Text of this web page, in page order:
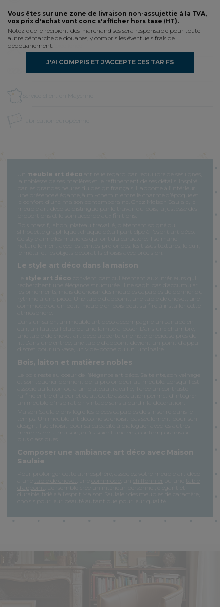
Retours simplifiés
Artisanat d’excellence
Service client en Mayenne
Fabrication européenne
meuble art déco attire le regard par l’équilibre de ses lignes,
la noblesse de ses matières et le raffinement de ses détails. Inspiré
par les grandes heures du design français, il apporte à l’intérieur
une présence élégante, à mi-chemin entre le charme d’époque et
le confort d’une maison contemporaine. Chez Maison Saulaie, le
meuble art déco se distingue par le travail du bois, la justesse des
proportions et le soin accordé aux finitions.
Bois massif, laiton, plateau travaillé, piètement soigné ou
silhouette graphique : chaque détail participe à l’esprit art déco.
Ce style aime les matières qui ont du caractère. Il se marie
naturellement avec les teintes profondes, les tissus texturés, le cuir,
le métal et les objets décoratifs choisis avec précision.
Le style art déco dans la maison
style art déco convient particulièrement aux intérieurs qui
recherchent une élégance structurée. Il ne s’agit pas d’accumuler
les ornements, mais de choisir des meubles capables de donner du
rythme à une pièce. Une table d’appoint, une table de chevet, une
commode ou un petit meuble en bois peut suffire à installer cette
atmosphère.
Dans un salon, un meuble art déco accompagne un canapé en
cuir, un fauteuil club ou une lampe à poser. Dans une chambre,
une table de chevet art déco apporte une note précieuse près du
lit. Dans une entrée, une table d’appoint devient un point d’appui
discret pour un vase, un vide-poche ou un luminaire.
Bois, laiton et matières nobles
Le bois reste au cœur de l’élégance art déco. Sa teinte, son veinage
et son toucher donnent de la profondeur au meuble. Lorsqu’il est
associé au laiton ou à un plateau travaillé, il crée un contraste
raffiné entre chaleur et éclat. Cette association permet d’intégrer
un meuble d’inspiration vintage sans alourdir la décoration.
Maison Saulaie privilégie les pièces capables de s’inscrire dans le
temps. Un meuble art déco ne se choisit pas seulement pour son
design. Il se choisit pour sa capacité à dialoguer avec les autres
meubles de la maison, qu’ils soient anciens, contemporains ou
plus classiques.
Composer une ambiance art déco avec Maison
Saulaie
Pour prolonger cette atmosphère, associez votre meuble art déco
table de chevet commode chiffonnier
table
d’appoint
. L’ensemble crée un intérieur personnel, élégant et
durable, fidèle à l’esprit Maison Saulaie : des meubles de caractère,
choisis pour leur beauté autant que pour leur qualité.
Vous êtes sur une zone de livraison non-assujettie à la TVA,
vos prix d'achat vont donc s'afficher hors taxe (HT).
Notez que le récipient des marchandises sera responsable pour toute
autre démarche de douanes, y compris les éventuels frais de
dédouanement.
J'AI COMPRIS ET J'ACCEPTE CES TARIFS